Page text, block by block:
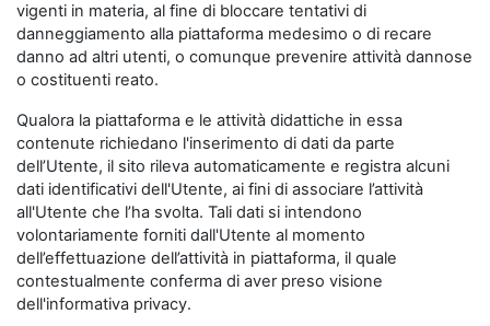
vigenti in materia, al fine di bloccare tentativi di
danneggiamento alla piattaforma medesimo o di recare
danno ad altri utenti, o comunque prevenire attività dannose
o costituenti reato.
Qualora la piattaforma e le attività didattiche in essa
contenute richiedano l'inserimento di dati da parte
dell’Utente, il sito rileva automaticamente e registra alcuni
dati identificativi dell'Utente, ai fini di associare l’attività
all'Utente che l’ha svolta. Tali dati si intendono
volontariamente forniti dall'Utente al momento
dell’effettuazione dell’attività in piattaforma, il quale
contestualmente conferma di aver preso visione
dell'informativa privacy.